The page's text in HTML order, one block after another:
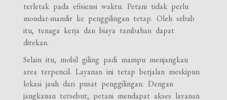
terletak pada efisiensi waktu. Petani tidak perlu
mondar-mandir ke penggilingan tetap. Oleh sebab
itu, tenaga kerja dan biaya tambahan dapat
ditekan.
Selain itu, mobil giling padi mampu menjangkau
area terpencil. Layanan ini tetap berjalan meskipun
lokasi jauh dari pusat penggilingan. Dengan
jangkauan tersebut, petani mendapat akses layanan